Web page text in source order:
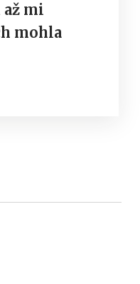
až mi
mohla